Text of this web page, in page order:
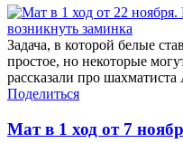
Задача, в которой белые
простое, но некоторые
рассказали про
Поделиться
Мат в 1 ход от 7